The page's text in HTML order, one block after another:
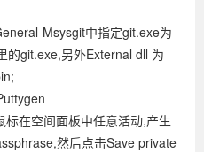
Msysgit中指定git.exe为
的git.exe,另外External dll 为
在空间面板中任意活动,产生
然后点击Save private